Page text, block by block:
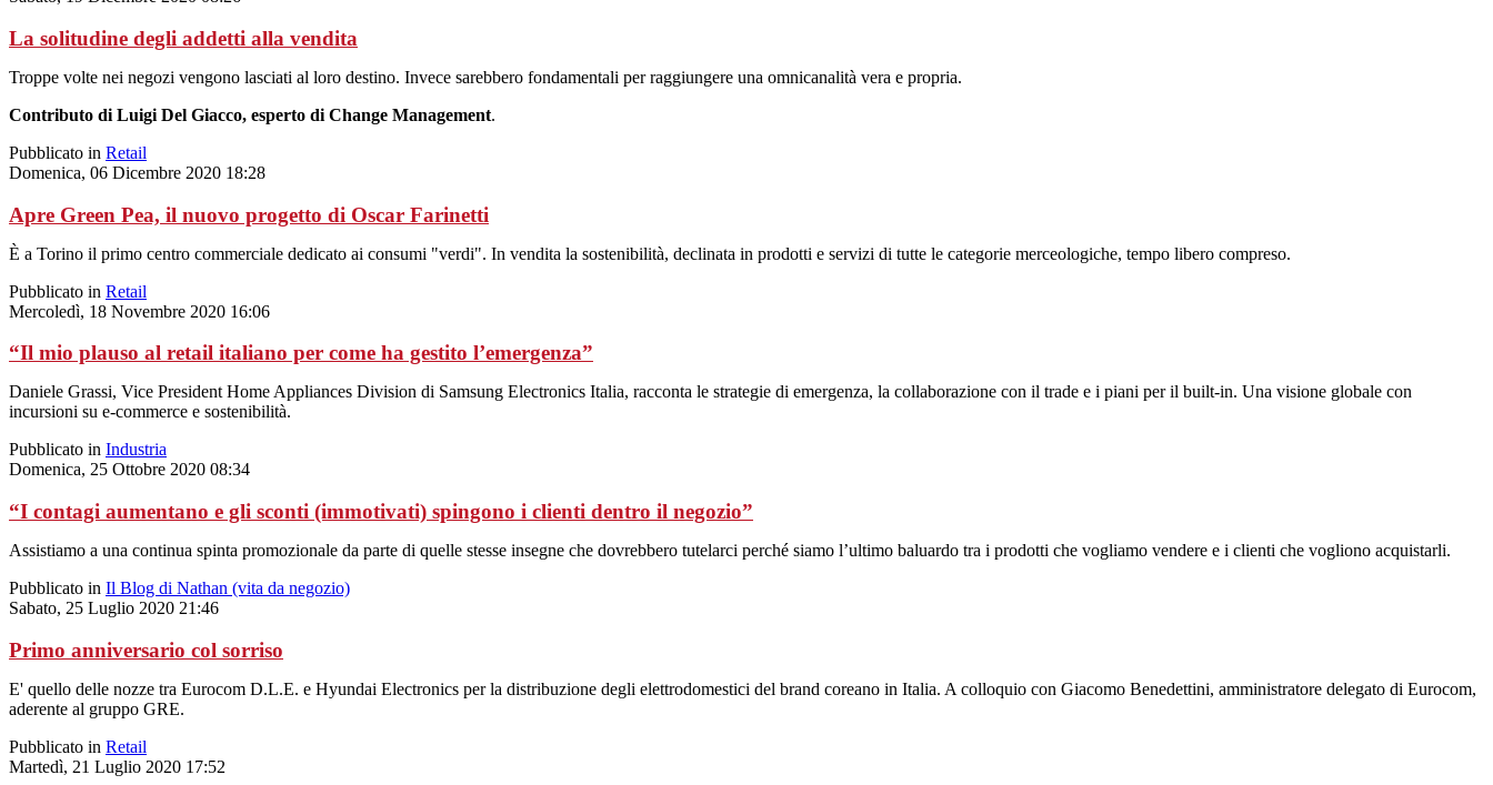
La solitudine degli addetti alla vendita
Troppe volte nei negozi vengono lasciati al loro destino. Invece sarebbero fondamentali per raggiungere una omnicanalità vera e propria.
Contributo di Luigi Del Giacco, esperto di Change Management.
Pubblicato in Retail
Domenica, 06 Dicembre 2020 18:28
Apre Green Pea, il nuovo progetto di Oscar Farinetti
È a Torino il primo centro commerciale dedicato ai consumi "verdi". In vendita la sostenibilità, declinata in prodotti e servizi di tutte le categorie merceologiche, tempo libero compreso.
Pubblicato in Retail
Mercoledì, 18 Novembre 2020 16:06
“Il mio plauso al retail italiano per come ha gestito l’emergenza”
Daniele Grassi, Vice President Home Appliances Division di Samsung Electronics Italia, racconta le strategie di emergenza, la collaborazione con il trade e i piani per il built-in. Una visione globale con
incursioni su e-commerce e sostenibilità.
Pubblicato in Industria
Domenica, 25 Ottobre 2020 08:34
“I contagi aumentano e gli sconti (immotivati) spingono i clienti dentro il negozio”
Assistiamo a una continua spinta promozionale da parte di quelle stesse insegne che dovrebbero tutelarci perché siamo l’ultimo baluardo tra i prodotti che vogliamo vendere e i clienti che vogliono acquistarli.
Pubblicato in Il Blog di Nathan (vita da negozio)
Sabato, 25 Luglio 2020 21:46
Primo anniversario col sorriso
E' quello delle nozze tra Eurocom D.L.E. e Hyundai Electronics per la distribuzione degli elettrodomestici del brand coreano in Italia. A colloquio con Giacomo Benedettini, amministratore delegato di Eurocom,
aderente al gruppo GRE.
Pubblicato in Retail
Martedì, 21 Luglio 2020 17:52